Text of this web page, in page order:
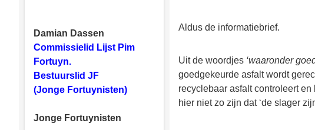
Damian Dassen
Commissielid Lijst Pim
Fortuyn.
Bestuurslid JF
(Jonge Fortuynisten)
Jonge Fortuynisten
Aldus de informatiebrief.
Uit de woordjes ‘waaronder
goedgekeurde asfalt wordt
recyclebaar asfalt controleert
hier niet zo zijn dat ‘de slager